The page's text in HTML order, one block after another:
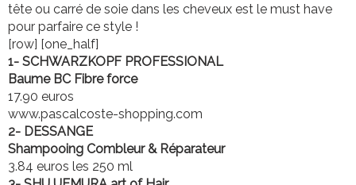
tête ou carré de soie dans les cheveux est le must have
pour parfaire ce style !
[row] [one_half]
1- SCHWARZKOPF PROFESSIONAL
Baume BC Fibre force
17.90 euros
www.pascalcoste-shopping.com
2- DESSANGE
Shampooing Combleur & Réparateur
3.84 euros les 250 ml